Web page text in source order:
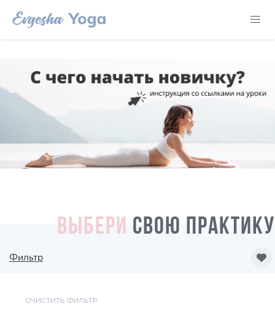
ВЫБЕРИ СВОЮ ПРАКТИКУ
Фильтр
ОЧИСТИТЬ ФИЛЬТР